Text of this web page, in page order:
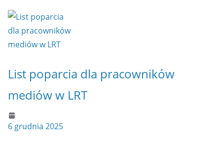
List poparcia dla pracowników
mediów w LRT
6 grudnia 2025